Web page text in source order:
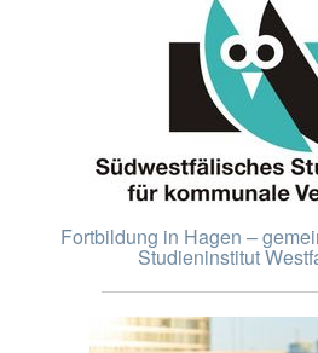
Fortbildung in Hagen –
Studieninstitut